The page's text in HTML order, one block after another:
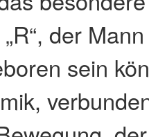
der
sein